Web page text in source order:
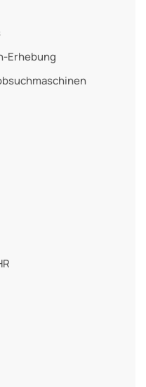
Erhebung